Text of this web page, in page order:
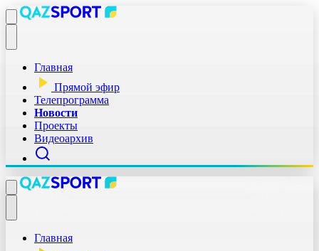
Главная
Прямой эфир
Телепрограмма
Новости
Проекты
Видеоархив
Главная